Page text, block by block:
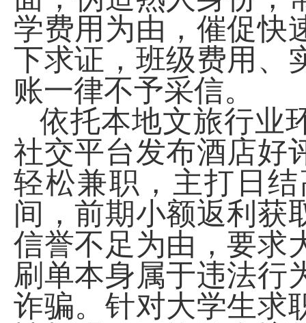
学费用为由，催促快
下求证，班级费用、
账一律不予采信。
依托本地文旅行业
社交平台发布酒店好
轻松兼职，主打日
间，前期小额返利获
信誉不足为由，要求
刷单本身属于违法行
诈骗。针对大学生求